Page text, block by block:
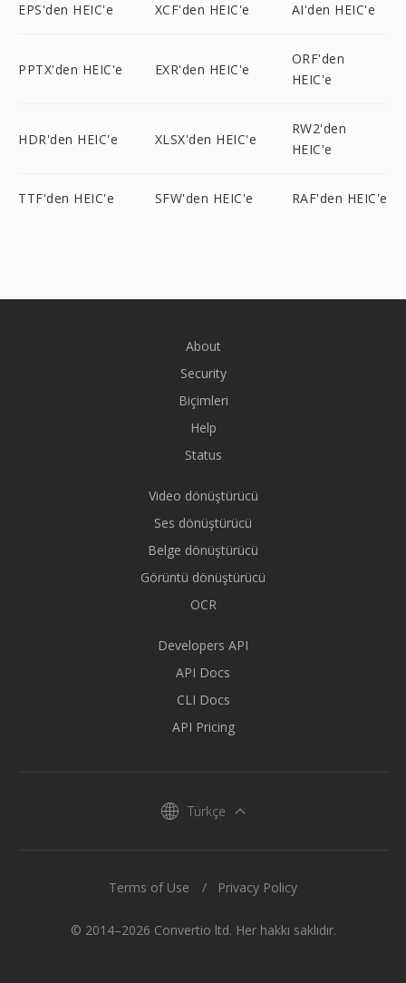
EPS'den HEIC'e XCF'den HEIC'e AI'den HEIC'e
PPTX'den HEIC'e EXR'den HEIC'e
ORF'den
HEIC'e
HDR'den HEIC'e XLSX'den HEIC'e
RW2'den
HEIC'e
TTF'den HEIC'e SFW'den HEIC'e RAF'den HEIC'e
About
Security
Biçimleri
Help
Status
Video dönüştürücü
Ses dönüştürücü
Belge dönüştürücü
Görüntü dönüştürücü
OCR
Developers API
API Docs
CLI Docs
API Pricing
Türkçe
© 2014–2026 Convertio ltd. Her hakkı saklıdır.
Terms of Use Privacy Policy